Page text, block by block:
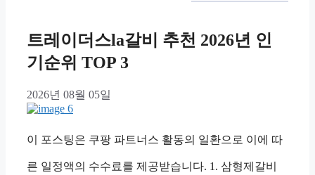
트레이더스la갈비 추천 2026년 인
기순위 TOP 3
2026년 08월 05일
이 포스팅은 쿠팡 파트너스 활동의 일환으로 이에 따
른 일정액의 수수료를 제공받습니다. 1. 삼형제갈비